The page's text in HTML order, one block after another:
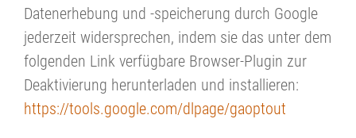
Datenerhebung und -speicherung durch Google
jederzeit widersprechen, indem sie das unter dem
folgenden Link verfügbare Browser-Plugin zur
Deaktivierung herunterladen und installieren:
https://tools.google.com/dlpage/gaoptout